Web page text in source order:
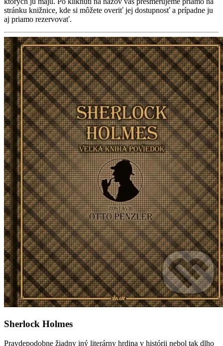
stránku knižnice, kde si môžete overiť jej dostupnosť a prípadne ju
aj priamo rezervovať.
Sherlock Holmes
Pravdepodobne žiadny iný literárny hrdina v histórii nebol tak dlho